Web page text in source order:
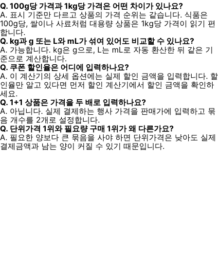
Q. 100g당 가격과 1kg당 가격은 어떤 차이가 있나요?
A. 표시 기준만 다르고 상품의 가격 순위는 같습니다. 식품은
100g당, 쌀이나 사료처럼 대용량 상품은 1kg당 가격이 읽기 편
합니다.
Q. kg과 g 또는 L와 mL가 섞여 있어도 비교할 수 있나요?
A. 가능합니다. kg은 g으로, L는 mL로 자동 환산한 뒤 같은 기
준으로 계산합니다.
Q. 쿠폰 할인율은 어디에 입력하나요?
A. 이 계산기의 상세 옵션에는 실제 할인 금액을 입력합니다. 할
인율만 알고 있다면 먼저 할인 계산기에서 할인 금액을 확인하
세요.
Q. 1+1 상품은 가격을 두 배로 입력하나요?
A. 아닙니다. 실제 결제하는 행사 가격을 판매가에 입력하고 묶
음 개수를 2개로 설정합니다.
Q. 단위가격 1위와 필요량 구매 1위가 왜 다른가요?
A. 필요한 양보다 큰 묶음을 사야 하면 단위가격은 낮아도 실제
결제금액과 남는 양이 커질 수 있기 때문입니다.